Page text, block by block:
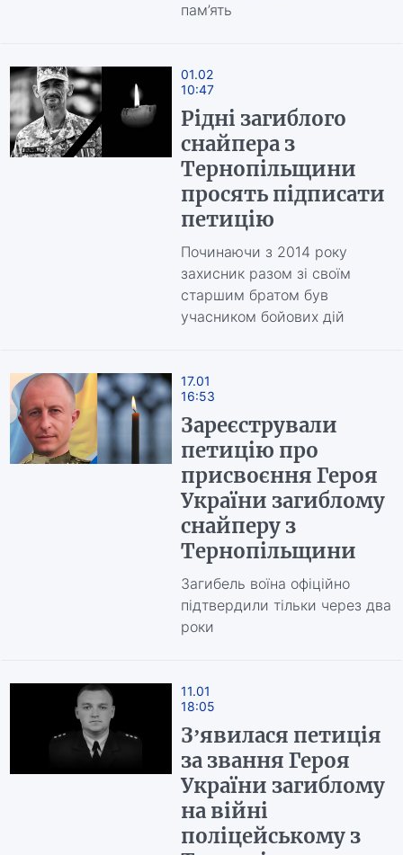
пам’ять
01.02
10:47
Рідні загиблого
снайпера з
Тернопільщини
просять підписати
петицію
Починаючи з 2014 року
захисник разом зі своїм
старшим братом був
учасником бойових дій
17.01
16:53
Зареєстрували
петицію про
присвоєння Героя
України загиблому
снайперу з
Тернопільщини
Загибель воїна офіційно
підтвердили тільки через два
роки
11.01
18:05
З’явилася петиція
за звання Героя
України загиблому
на війні
поліцейському з